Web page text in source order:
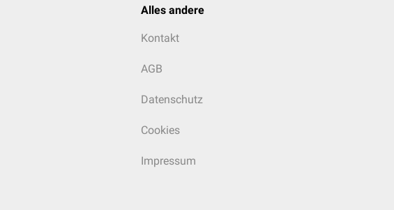
Alles andere
Kontakt
AGB
Datenschutz
Cookies
Impressum